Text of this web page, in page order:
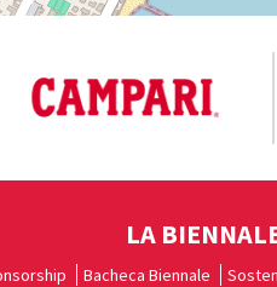
LA
Bacheca Biennale